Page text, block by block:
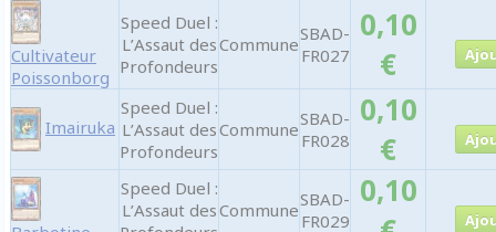
Cultivateur
Poissonborg
Speed Duel :
L’Assaut des
Profondeurs
CommuneSBAD-
FR027
0,10
€
Imairuka
Speed Duel :
L’Assaut des
Profondeurs
CommuneSBAD-
FR028
0,10
€
Speed Duel :
L’Assaut desCommuneSBAD-
FR029
0,10